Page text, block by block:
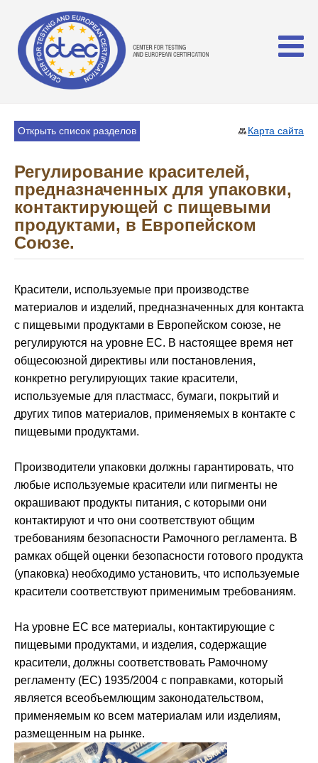
Карта сайта
Открыть список разделов
Регулирование красителей,
предназначенных для упаковки,
контактирующей с пищевыми
продуктами, в Европейском
Союзе.
Красители, используемые при производстве
материалов и изделий, предназначенных для контакта
с пищевыми продуктами в Европейском союзе, не
регулируются на уровне ЕС. В настоящее время нет
общесоюзной директивы или постановления,
конкретно регулирующих такие красители,
используемые для пластмасс, бумаги, покрытий и
других типов материалов, применяемых в контакте с
пищевыми продуктами.
Производители упаковки должны гарантировать, что
любые используемые красители или пигменты не
окрашивают продукты питания, с которыми они
контактируют и что они соответствуют общим
требованиям безопасности Рамочного регламента. В
рамках общей оценки безопасности готового продукта
(упаковка) необходимо установить, что используемые
красители соответствуют применимым требованиям.
На уровне ЕС все материалы, контактирующие с
пищевыми продуктами, и изделия, содержащие
красители, должны соответствовать Рамочному
регламенту (ЕС) 1935/2004 с поправками, который
является всеобъемлющим законодательством,
применяемым ко всем материалам или изделиям,
размещенным на рынке.